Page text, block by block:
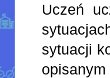
Uczeń
sytuacji
opisanym